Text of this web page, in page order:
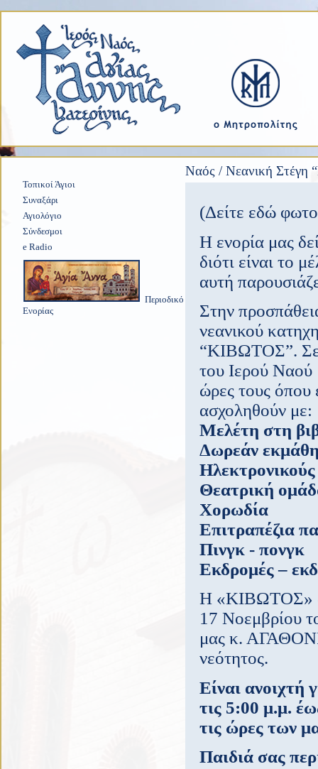
Τοπικοί Άγιοι
Συναξάρι
Αγιολόγιο
Σύνδεσμοι
e Radio
Περιοδικό
Ενορίας
Ναός / Νεανική
(Δείτε εδώ
Η ενορία μας
διότι είναι το
αυτή
Στην
νεανικού
“ΚΙΒΩΤΟΣ”. Σε
του Ιερού Ναού
ώρες τους όπου
ασχοληθούν με:
Μελέτη στη
Δωρεάν
Θεατρική
Χορωδία
Επιτραπέζια
Πινγκ - πονγκ
Εκδρομές –
Η «ΚΙΒΩΤΟΣ»
17 Νοεμβρίου
μας κ.
νεότητος.
Είναι ανοιχτή
τις 5:00 μ.μ.
τις ώρες των
Παιδιά σας